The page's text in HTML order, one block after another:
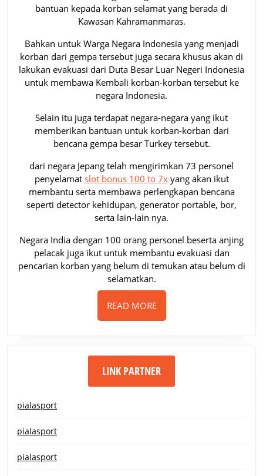
bantuan kepada korban selamat yang berada di
Kawasan Kahramanmaras.
Bahkan untuk Warga Negara Indonesia yang menjadi
korban dari gempa tersebut juga secara khusus akan di
lakukan evakuasi dari Duta Besar Luar Negeri Indonesia
untuk membawa Kembali korban-korban tersebut ke
negara Indonesia.
Selain itu juga terdapat negara-negara yang ikut
memberikan bantuan untuk korban-korban dari
bencana gempa besar Turkey tersebut.
dari negara Jepang telah mengirimkan 73 personel
penyelamat slot bonus 100 to 7xyang akan ikut
membantu serta membawa perlengkapan bencana
seperti detector kehidupan, generator portable, bor,
serta lain-lain nya.
Negara India dengan 100 orang personel beserta anjing
pelacak juga ikut untuk membantu evakuasi dan
pencarian korban yang belum di temukan atau belum di
selamatkan.
READ MOREREAD
MORE
LINK PARTNER
pialasport
pialasport
pialasport